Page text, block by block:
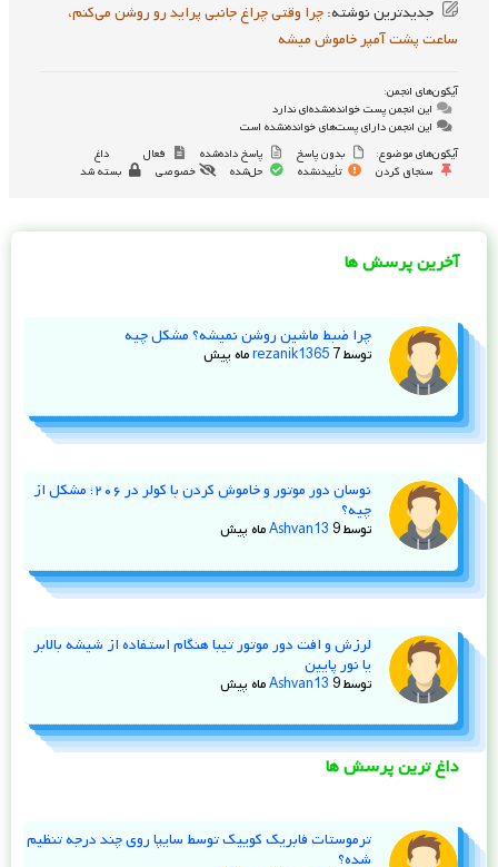
جدیدترین نوشته:چرا وقتی چراغ جانبی پراید رو روشن می‌کنم،
ساعت پشت آمپر خاموش میشه
آیکون‌های انجمن:
این انجمن پست خوانده‌نشده‌ای ندارد
این انجمن دارای پست‌های خوانده‌نشده است
آیکون‌های موضوع:
بدون پاسخ پاسخ داده‌شده فعال
داغ
سنجاق کردن
تأییدنشده حل‌شده خصوصی بسته شد
آخرین پرسش ها
چرا ضبط ماشین روشن نمیشه؟ مشکل چیه
توسط rezanik1365 7 ماه پیش
نوسان دور موتور و خاموش کردن با کولر در ۲۰۶؛ مشکل از
چیه؟
توسط Ashvan13 9 ماه پیش
لرزش و افت دور موتور تیبا هنگام استفاده از شیشه‌ بالابر
یا نور پایین
توسط Ashvan13 9 ماه پیش
داغ ترین پرسش ها
ترموستات فابریک کوییک توسط سایپا روی چند درجه تنظیم
شده؟